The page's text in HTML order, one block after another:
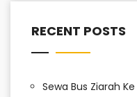
RECENT POSTS
Sewa Bus Ziarah